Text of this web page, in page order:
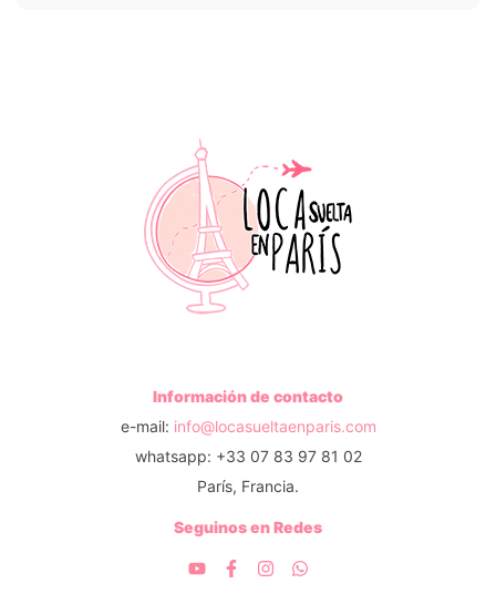
Información de contacto
e-mail: info@locasueltaenparis.com
whatsapp: +33 07 83 97 81 02
París, Francia.
Seguinos en Redes